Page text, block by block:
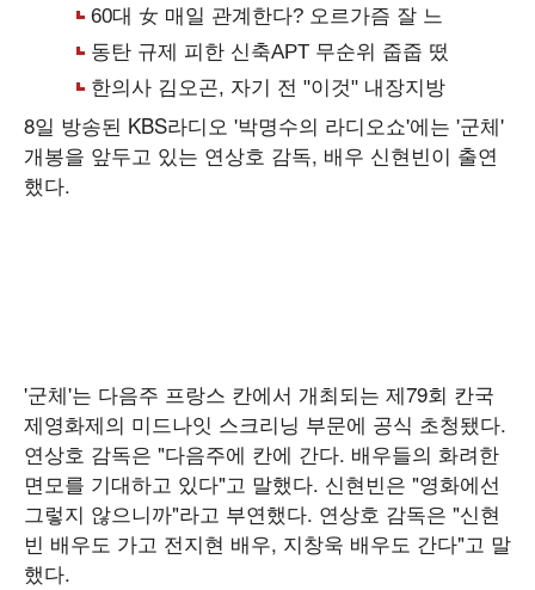
8일 방송된 KBS라디오 '박명수의 라디오쇼'에는 '군체'
개봉을 앞두고 있는 연상호 감독, 배우 신현빈이 출연
했다.
'군체'는 다음주 프랑스 칸에서 개최되는 제79회 칸국
제영화제의 미드나잇 스크리닝 부문에 공식 초청됐다.
연상호 감독은 "다음주에 칸에 간다. 배우들의 화려한
면모를 기대하고 있다"고 말했다. 신현빈은 "영화에선
그렇지 않으니까"라고 부연했다. 연상호 감독은 "신현
빈 배우도 가고 전지현 배우, 지창욱 배우도 간다"고 말
했다.